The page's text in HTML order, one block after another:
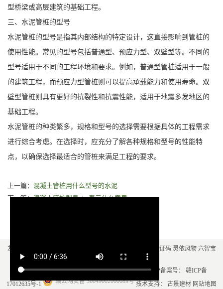
型桥梁或高层建筑的基础工程。
三、水泥管桩的型号
水泥管桩的型号是指其内部结构的特定设计，这直接影响到管桩的
使用性能。常见的型号包括普通型、预应力型、双壁型等。不同的
型号适用于不同的工程环境和要求。例如，普通型管桩适用于一般
的建筑工程，而预应力型管桩则可以提高承载能力和使用寿命。双
壁型管桩则具有更好的抗裂性和抗震性能，适用于地震多发地区的
基础工程。
水泥管桩的种类繁多，规格和型号的选择需要根据具体的工程需求
进行综合考虑。在选择时，应充分了解各种规格和型号的性能特
点，以确保选择最适合的管桩来满足工程的要求。
上一篇： 混凝土管桩用什么型号的水泥
下一篇：混凝土管桩型号phc表示什么意思
友情链接： 短信验证码 灵依风物 六智宝
塑木地板厂家
自建房设计公司
Copyright © 2021-2025 古景建材 All Rights Reserved. ICP备案号： 赣ICP备
17012635号-1
赣公网安备 36049002000089号 技术支持： 古景建材 网站地图